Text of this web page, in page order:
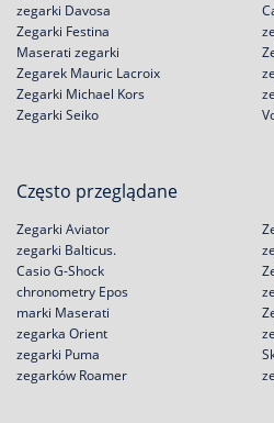
zegarki Davosa
Zegarki Festina
Maserati zegarki
Zegarek Mauric Lacroix
Zegarki Michael Kors
Zegarki Seiko
Często przeglądane
Zegarki Aviator
zegarki Balticus.
Casio G-Shock
chronometry Epos
marki Maserati
zegarka Orient
zegarki Puma
zegarków Roamer